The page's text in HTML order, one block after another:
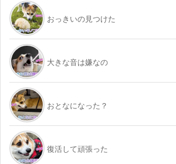
おっきいの見つけた
大きな音は嫌なの
おとなになった？
復活して頑張った